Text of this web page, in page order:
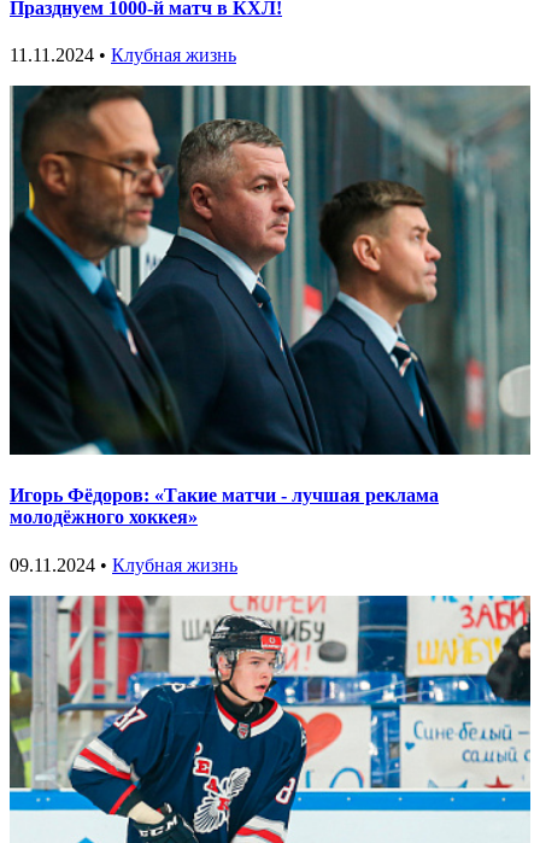
Празднуем 1000-й матч в КХЛ!
11.11.2024 • Клубная жизнь
Игорь Фёдоров: «Такие матчи - лучшая реклама
молодёжного хоккея»
09.11.2024 • Клубная жизнь